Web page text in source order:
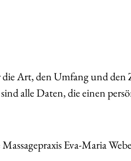
Art, den Umfang und
alle Daten, die einen
Eva-Maria